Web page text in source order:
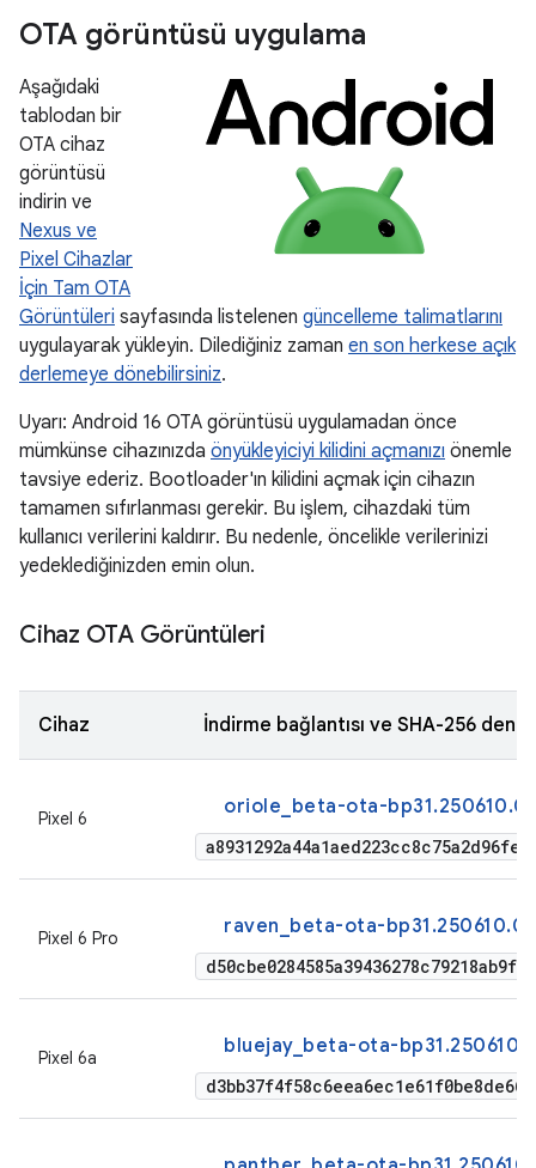
OTA görüntüsü uygulama
Aşağıdaki
tablodan bir
OTA cihaz
görüntüsü
indirin ve
Nexus ve
Pixel Cihazlar
İçin Tam OTA
Görüntüleri sayfasında listelenen güncelleme talimatlarını
uygulayarak yükleyin. Dilediğiniz zaman en son herkese açık
derlemeye dönebilirsiniz.
Uyarı: Android 16 OTA görüntüsü uygulamadan önce
mümkünse cihazınızda önyükleyiciyi kilidini açmanızı önemle
tavsiye ederiz. Bootloader'ın kilidini açmak için cihazın
tamamen sıfırlanması gerekir. Bu işlem, cihazdaki tüm
kullanıcı verilerini kaldırır. Bu nedenle, öncelikle verilerinizi
yedeklediğinizden emin olun.
Cihaz OTA Görüntüleri
Cihaz İndirme bağlantısı ve SHA-256
Pixel 6 oriole_beta-ota-
Pixel 6 Pro raven_beta-ota-
Pixel 6a bluejay_beta-ota-